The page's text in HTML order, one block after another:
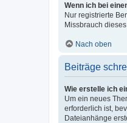
Wenn ich bei
Nur registrierte
Missbrauch
Nach oben
Beiträge
Wie erstelle ich
Um ein neues
erforderlich ist,
Dateianhänge